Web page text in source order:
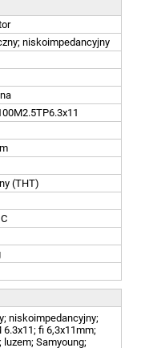
niskoimpedancyjny
(THT)
niskoimpedancyjny;
6.3x11; fi 6,3x11mm;
Samyoung;